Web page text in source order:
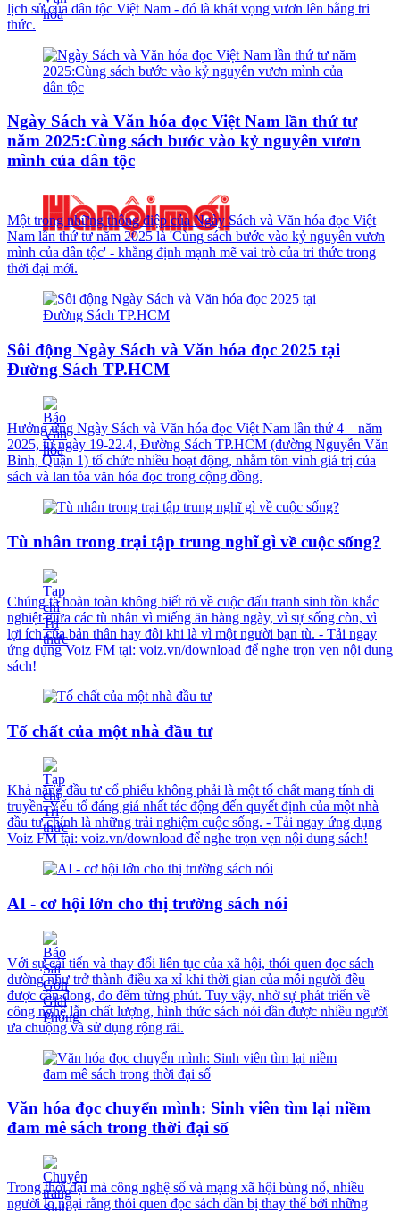
lịch sử của dân tộc Việt Nam - đó là khát vọng vươn lên bằng tri
thức.
Ngày Sách và Văn hóa đọc Việt Nam lần thứ tư
năm 2025:Cùng sách bước vào kỷ nguyên vươn
mình của dân tộc
Một trong những thông điệp của Ngày Sách và Văn hóa đọc Việt
Nam lần thứ tư năm 2025 là 'Cùng sách bước vào kỷ nguyên vươn
mình của dân tộc' - khẳng định mạnh mẽ vai trò của tri thức trong
thời đại mới.
Sôi động Ngày Sách và Văn hóa đọc 2025 tại
Đường Sách TP.HCM
Hưởng ứng Ngày Sách và Văn hóa đọc Việt Nam lần thứ 4 – năm
2025, từ ngày 19-22.4, Đường Sách TP.HCM (đường Nguyễn Văn
Bình, Quận 1) tổ chức nhiều hoạt động, nhằm tôn vinh giá trị của
sách và lan tỏa văn hóa đọc trong cộng đồng.
Tù nhân trong trại tập trung nghĩ gì về cuộc sống?
Chúng ta hoàn toàn không biết rõ về cuộc đấu tranh sinh tồn khắc
nghiệt giữa các tù nhân vì miếng ăn hàng ngày, vì sự sống còn, vì
lợi ích của bản thân hay đôi khi là vì một người bạn tù. - Tải ngay
ứng dụng Voiz FM tại: voiz.vn/download để nghe trọn vẹn nội dung
sách!
Tố chất của một nhà đầu tư
Khả năng đầu tư cổ phiếu không phải là một tố chất mang tính di
truyền. Yếu tố đáng giá nhất tác động đến quyết định của một nhà
đầu tư chính là những trải nghiệm cuộc sống. - Tải ngay ứng dụng
Voiz FM tại: voiz.vn/download để nghe trọn vẹn nội dung sách!
AI - cơ hội lớn cho thị trường sách nói
Với sự cải tiến và thay đổi liên tục của xã hội, thói quen đọc sách
dường như trở thành điều xa xỉ khi thời gian của mỗi người đều
được cân đong, đo đếm từng phút. Tuy vậy, nhờ sự phát triển về
công nghệ lẫn chất lượng, hình thức sách nói dần được nhiều người
ưa chuộng và sử dụng rộng rãi.
Văn hóa đọc chuyển mình: Sinh viên tìm lại niềm
đam mê sách trong thời đại số
Trong thời đại mà công nghệ số và mạng xã hội bùng nổ, nhiều
người lo ngại rằng thói quen đọc sách dần bị thay thế bởi những